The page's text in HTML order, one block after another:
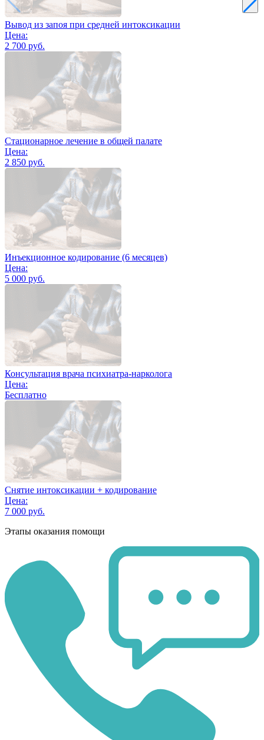
Вывод из запоя при средней интоксикации
Цена:
2 700 руб.
Стационарное лечение в общей палате
Цена:
2 850 руб.
Инъекционное кодирование (6 месяцев)
Цена:
5 000 руб.
Консультация врача психиатра-нарколога
Цена:
Бесплатно
Снятие интоксикации + кодирование
Цена:
7 000 руб.
Этапы оказания помощи